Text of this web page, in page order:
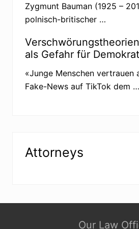
«
Q
u
r
d
e
k
e
r
Zygmunt Bauman (1925 –
polnisch-britischer …
als Gefahr für
«Junge Menschen vertrauen
Fake-News auf TikTok dem …
Attorneys
Our Law